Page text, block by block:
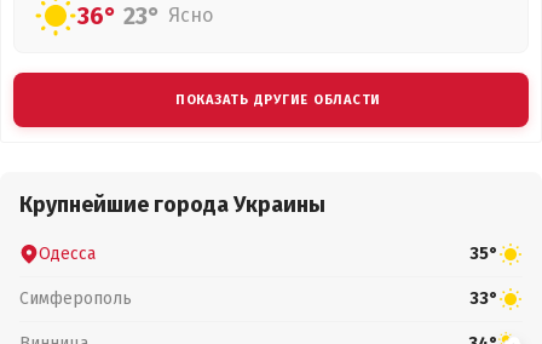
36° 23° Ясно
ПОКАЗАТЬ ДРУГИЕ ОБЛАСТИ
Крупнейшие города Украины
Одесса 35°
Симферополь 33°